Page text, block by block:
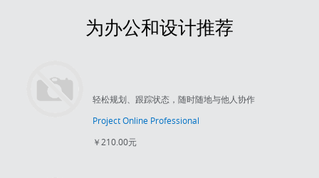
为办公和设计推荐
轻松规划、跟踪状态，随时随地与他人协作
Project Online Professional
￥210.00元